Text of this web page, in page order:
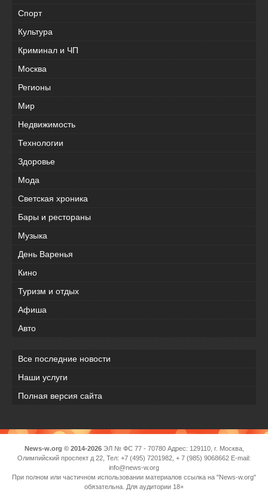
Спорт
Культура
Криминал и ЧП
Москва
Регионы
Мир
Недвижимость
Технологии
Здоровье
Мода
Светская хроника
Бары и рестораны
Музыка
День Варенья
Кино
Туризм и отдых
Афиша
Авто
Все последние новости
Наши услуги
Полная версия сайта
News-w.org © 2014-2026ЭЛ № ФС 77 - 70780 Адрес: 129110, г. Москва,
Олимпийский проспект д 22, Тел: +7 (495) 7201982, + 7 (985) 9068662 E-mail:
info@news-w.org
При полном или частичном использовании материалов ссылка на "News-w.org"
обязательна. Для аудитории 18+